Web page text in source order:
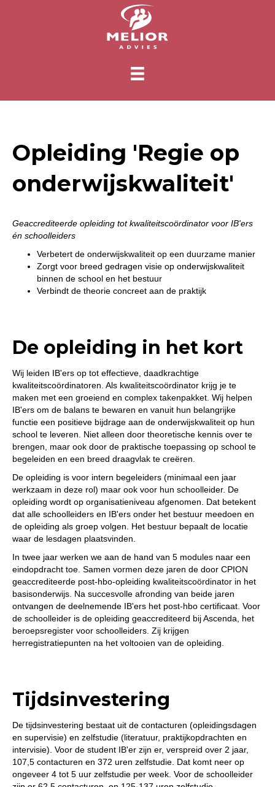
Opleiding 'Regie op
onderwijskwaliteit'
Geaccrediteerde opleiding tot kwaliteitscoördinator voor IB'ers
én schoolleiders
Verbetert de onderwijskwaliteit op een duurzame manier
Zorgt voor breed gedragen visie op onderwijskwaliteit
binnen de school en het bestuur
Verbindt de theorie concreet aan de praktijk
De opleiding in het kort
Wij leiden IB'ers op tot effectieve, daadkrachtige
kwaliteitscoördinatoren. Als kwaliteitscoördinator krijg je te
maken met een groeiend en complex takenpakket. Wij helpen
IB'ers om de balans te bewaren en vanuit hun belangrijke
functie een positieve bijdrage aan de onderwijskwaliteit op hun
school te leveren. Niet alleen door theoretische kennis over te
brengen, maar ook door de praktische toepassing op school te
begeleiden en een breed draagvlak te creëren.
De opleiding is voor intern begeleiders (minimaal een jaar
werkzaam in deze rol) maar ook voor hun schoolleider. De
opleiding wordt op organisatieniveau afgenomen. Dat betekent
dat alle schoolleiders en IB'ers onder het bestuur meedoen en
de opleiding als groep volgen. Het bestuur bepaalt de locatie
waar de lesdagen plaatsvinden.
In twee jaar werken we aan de hand van 5 modules naar een
eindopdracht toe. Samen vormen deze jaren de door CPION
geaccrediteerde post-hbo-opleiding kwaliteitscoördinator in het
basisonderwijs. Na succesvolle afronding van beide jaren
ontvangen de deelnemende IB'ers het post-hbo certificaat. Voor
de schoolleider is de opleiding geaccrediteerd bij Ascenda, het
beroepsregister voor schoolleiders. Zij krijgen
herregistratiepunten na het voltooien van de opleiding.
Tijdsinvestering
De tijdsinvestering bestaat uit de contacturen (opleidingsdagen
en supervisie) en zelfstudie (literatuur, praktijkopdrachten en
intervisie). Voor de student IB'er zijn er, verspreid over 2 jaar,
107,5 contacturen en 372 uren zelfstudie. Dat komt neer op
ongeveer 4 tot 5 uur zelfstudie per week. Voor de schoolleider